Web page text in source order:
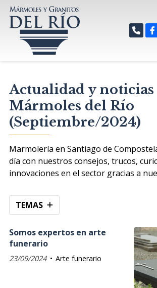
Actualidad y noticias
Mármoles del Río
(Septiembre/2024)
Marmolería en Santiago de
día con nuestros consejos, trucos,
innovaciones en el sector gracias a
TEMAS
Somos expertos en arte
funerario
23/09/2024 Arte funerario